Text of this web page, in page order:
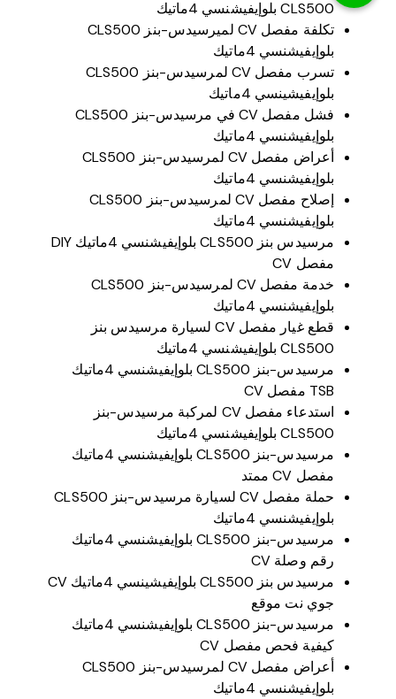
CLS500 بلوإيفيشنسي 4ماتيك
تكلفة مفصل CV لميرسيدس-بنز CLS500
بلوإيفيشنسي 4ماتيك
تسرب مفصل CV لمرسيدس-بنز CLS500
بلوإيفيشينسي 4ماتيك
فشل مفصل CV في مرسيدس-بنز CLS500
بلوإيفيشنسي 4ماتيك
أعراض مفصل CV لمرسيدس-بنز CLS500
بلوإيفيشنسي 4ماتيك
إصلاح مفصل CV لمرسيدس-بنز CLS500
بلوإيفيشنسي 4ماتيك
مرسيدس بنز CLS500 بلوإيفيشنسي 4ماتيك DIY
مفصل CV
خدمة مفصل CV لمرسيدس-بنز CLS500
بلوإيفيشنسي 4ماتيك
قطع غيار مفصل CV لسيارة مرسيدس بنز
CLS500 بلوإيفيشنسي 4ماتيك
مرسيدس-بنز CLS500 بلوإيفيشنسي 4ماتيك
TSB مفصل CV
استدعاء مفصل CV لمركبة مرسيدس-بنز
CLS500 بلوإيفيشنسي 4ماتيك
مرسيدس-بنز CLS500 بلوإيفيشنسي 4ماتيك
مفصل CV ممتد
حملة مفصل CV لسيارة مرسيدس-بنز CLS500
بلوإيفيشنسي 4ماتيك
مرسيدس-بنز CLS500 بلوإيفيشنسي 4ماتيك
رقم وصلة CV
مرسيدس بنز CLS500 بلوإيفيشينسي 4ماتيك CV
جوي نت موقع
مرسيدس-بنز CLS500 بلوإيفيشنسي 4ماتيك
كيفية فحص مفصل CV
أعراض مفصل CV لمرسيدس-بنز CLS500
بلوإيفيشنسي 4ماتيك